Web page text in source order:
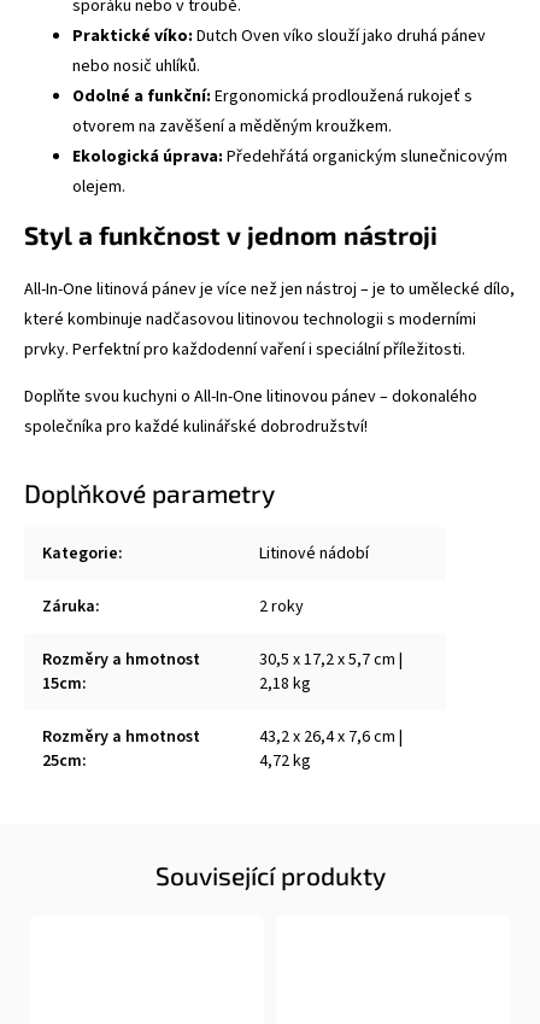
sporáku nebo v troubě.
Praktické víko: Dutch Oven víko slouží jako druhá pánev
nebo nosič uhlíků.
Odolné a funkční: Ergonomická prodloužená rukojeť s
otvorem na zavěšení a měděným kroužkem.
Ekologická úprava: Předehřátá organickým slunečnicovým
olejem.
Styl a funkčnost v jednom nástroji
All-In-One litinová pánev je více než jen nástroj – je to umělecké dílo,
které kombinuje nadčasovou litinovou technologii s moderními
prvky. Perfektní pro každodenní vaření i speciální příležitosti.
Doplňte svou kuchyni o All-In-One litinovou pánev – dokonalého
společníka pro každé kulinářské dobrodružství!
Doplňkové parametry
Kategorie: Litinové nádobí
Záruka: 2 roky
Rozměry a hmotnost
15cm:
30,5 x 17,2 x 5,7 cm |
2,18 kg
Rozměry a hmotnost
25cm:
43,2 x 26,4 x 7,6 cm |
4,72 kg
Související produkty